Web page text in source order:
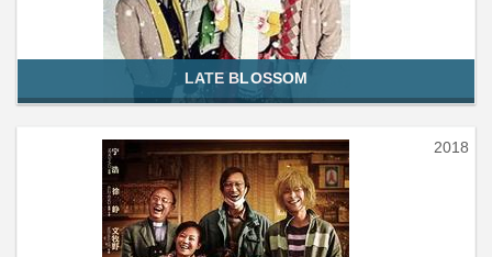
LATE BLOSSOM
2018